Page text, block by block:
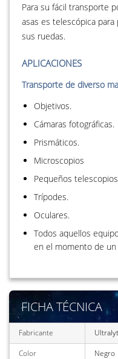
Para su fácil transporte
asas es telescópica
sus ruedas.
APLICACIONES
Transporte de diverso
Objetivos.
Cámaras fotográficas.
Prismáticos.
Microscopios
Pequeños
Trípodes.
Oculares.
Todos aquellos
en el momento de un
FICHA TÉCNICA
Fabricante
Ultralyt
Color
Negro